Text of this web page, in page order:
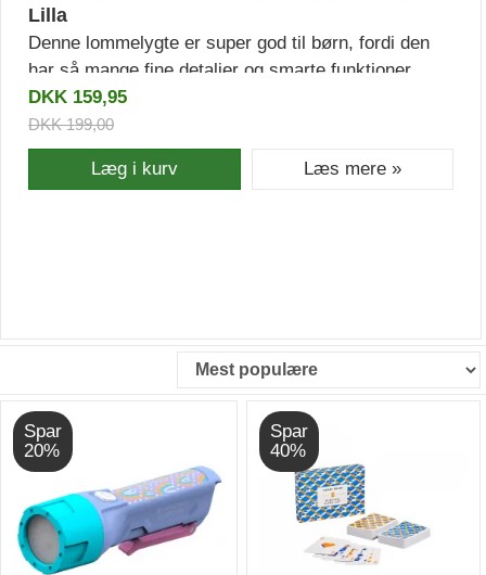
Lilla
Denne lommelygte er super god til børn, fordi den
har så mange fine detaljer og smarte funktioner.
Derudover har den også nogle rigtig fine farver. Den
har fire forskellige farver lys og en automatisk sluk-
funktion.
DKK 159,95
DKK 199,00
Læg i kurv Læs mere »
Spar
20%
Spar
40%